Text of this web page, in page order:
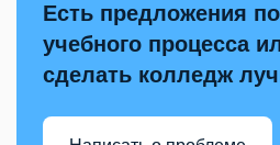
Есть предложения
учебного процесса
сделать колледж